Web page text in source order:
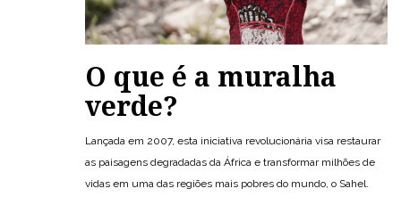
O que é a muralha
verde?
Lançada em 2007, esta iniciativa revolucionária visa restaurar
as paisagens degradadas da África e transformar milhões de
vidas em uma das regiões mais pobres do mundo, o Sahel.